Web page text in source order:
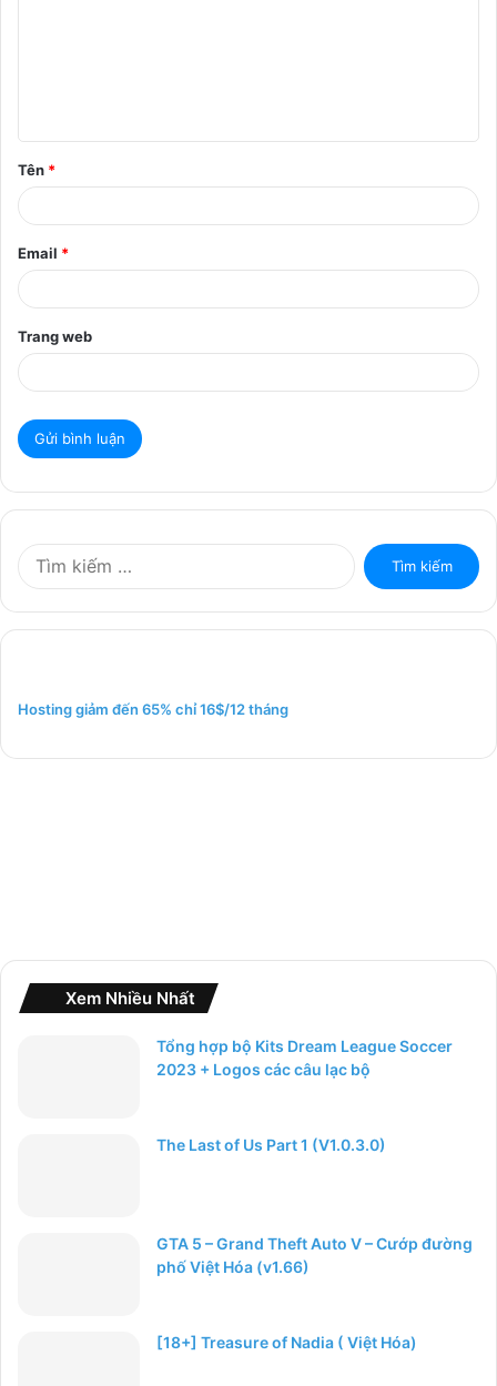
ậ
n
Tên *
Email *
Trang web
o
Hosting giảm đến 65% chỉ 16$/12 tháng
Xem Nhiều Nhất
Tổng hợp bộ Kits Dream League Soccer
2023 + Logos các câu lạc bộ
The Last of Us Part 1 (V1.0.3.0)
GTA 5 – Grand Theft Auto V – Cướp đường
phố Việt Hóa (v1.66)
[18+] Treasure of Nadia ( Việt Hóa)